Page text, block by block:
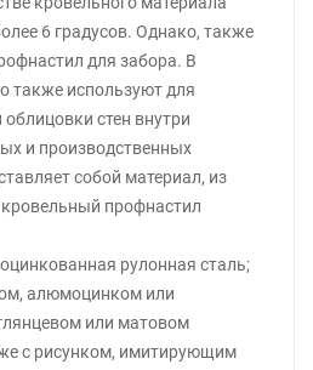
6 градусов. Однако, также
для забора. В
также используют для
стен внутри
и производственных
собой материал, из
профнастил
рулонная сталь;
алюмоцинком или
или матовом
с рисунком, имитирующим